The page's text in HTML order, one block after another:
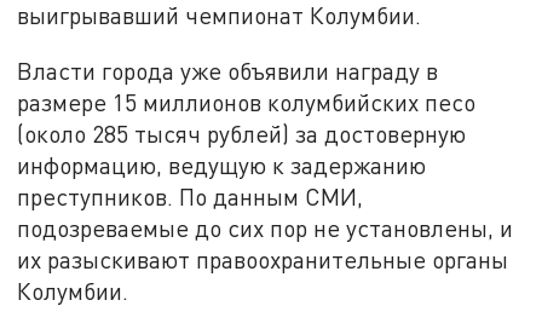
выигрывавший чемпионат Колумбии.
Власти города уже объявили награду в
размере 15 миллионов колумбийских песо
(около 285 тысяч рублей) за достоверную
информацию, ведущую к задержанию
преступников. По данным СМИ,
подозреваемые до сих пор не установлены, и
их разыскивают правоохранительные органы
Колумбии.